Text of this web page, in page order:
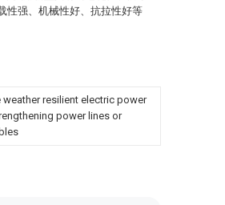
性强、机械性好、抗拉性好等
weather resilient electric power
power lines or